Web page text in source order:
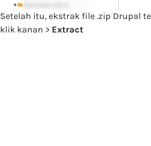
Setelah itu, ekstrak file .zip Drupal
klik kanan > Extract